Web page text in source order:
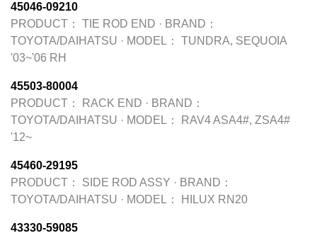
45046-09210
PRODUCT：
TIE ROD END · BRAND：
TOYOTA/DAIHATSU · MODEL：
TUNDRA, SEQUOIA
'03~'06 RH
45503-80004
PRODUCT：
RACK END · BRAND：
TOYOTA/DAIHATSU · MODEL：
RAV4 ASA4#, ZSA4#
'12~
45460-29195
PRODUCT：
SIDE ROD ASSY · BRAND：
TOYOTA/DAIHATSU · MODEL： HILUX RN20
43330-59085